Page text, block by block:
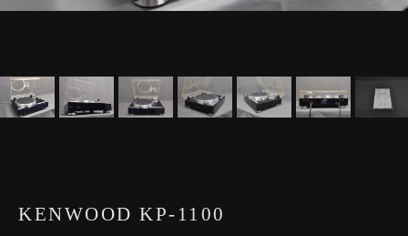
KENWOOD KP-1100